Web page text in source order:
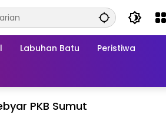
Labuhan Batu Peristiwa
PKB Sumut